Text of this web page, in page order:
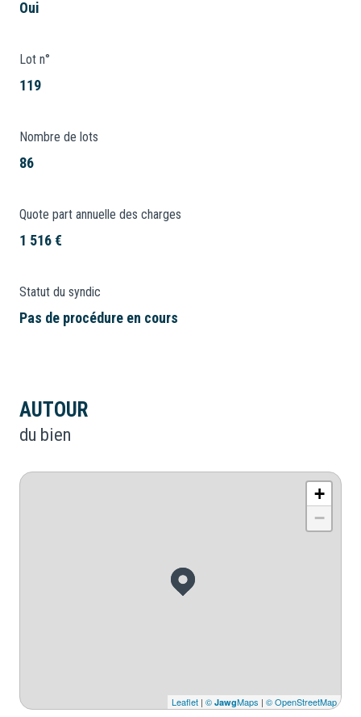
Oui
Lot n°
119
Nombre de lots
86
Quote part annuelle des charges
1 516 €
Statut du syndic
Pas de procédure en cours
AUTOUR
du bien
+
−
Leaflet | © JawgMaps | © OpenStreetMap